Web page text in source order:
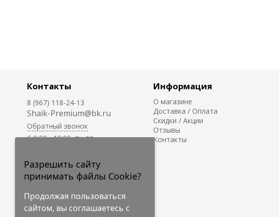
Контакты
8 (967) 118-24-13
Shaik-Premium@bk.ru
Обратный звонок
C 9:00 - 18:00, пн-пт
круглосуточно.
Информация
О магазине
Доставка / Оплата
Скидки / Акции
Отзывы
Контакты
Разрешить сайту
принимать файлы Cookie?
Продолжая пользоваться
сайтом, вы соглашаетесь с